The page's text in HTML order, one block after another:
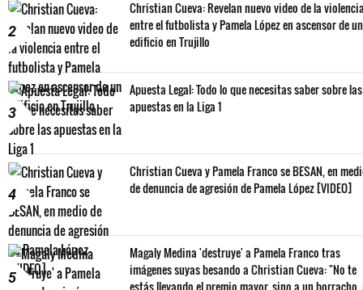
2
Christian Cueva: Revelan nuevo video de la
entre el futbolista y Pamela López en ascensor de un
edificio en Trujillo
3
Apuesta Legal: Todo lo que necesitas saber sobre las
apuestas en la Liga 1
4
Christian Cueva y Pamela Franco se BESAN, en
de denuncia de agresión de Pamela López [VIDEO]
5
Magaly Medina 'destruye' a Pamela Franco tras
imágenes suyas besando a Christian Cueva: "No te
estás llevando el premio mayor, sino a un borracho,